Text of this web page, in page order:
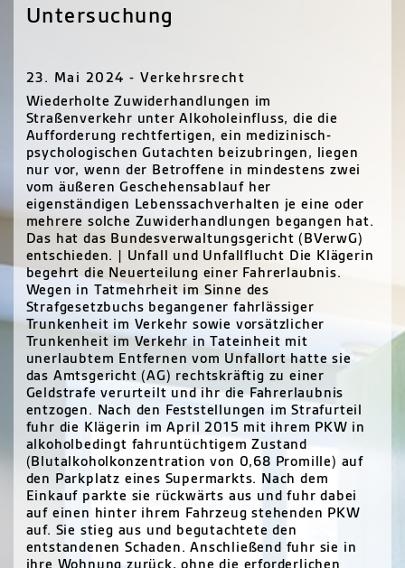
Untersuchung
23. Mai 2024 - Verkehrsrecht
Wiederholte Zuwiderhandlungen im
Straßenverkehr unter Alkoholeinfluss, die die
Aufforderung rechtfertigen, ein medizinisch-
psychologischen Gutachten beizubringen, liegen
nur vor, wenn der Betroffene in mindestens zwei
vom äußeren Geschehensablauf her
eigenständigen Lebenssachverhalten je eine oder
mehrere solche Zuwiderhandlungen begangen hat.
Das hat das Bundesverwaltungsgericht (BVerwG)
entschieden. | Unfall und Unfallflucht Die Klägerin
begehrt die Neuerteilung einer Fahrerlaubnis.
Wegen in Tatmehrheit im Sinne des
Strafgesetzbuchs begangener fahrlässiger
Trunkenheit im Verkehr sowie vorsätzlicher
Trunkenheit im Verkehr in Tateinheit mit
unerlaubtem Entfernen vom Unfallort hatte sie
das Amtsgericht (AG) rechtskräftig zu einer
Geldstrafe verurteilt und ihr die Fahrerlaubnis
entzogen. Nach den Feststellungen im Strafurteil
fuhr die Klägerin im April 2015 mit ihrem PKW in
alkoholbedingt fahruntüchtigem Zustand
(Blutalkoholkonzentration von 0,68 Promille) auf
den Parkplatz eines Supermarkts. Nach dem
Einkauf parkte sie rückwärts aus und fuhr dabei
auf einen hinter ihrem Fahrzeug stehenden PKW
auf. Sie stieg aus und begutachtete den
entstandenen Schaden. Anschließend fuhr sie in
ihre Wohnung zurück, ohne die erforderlichen